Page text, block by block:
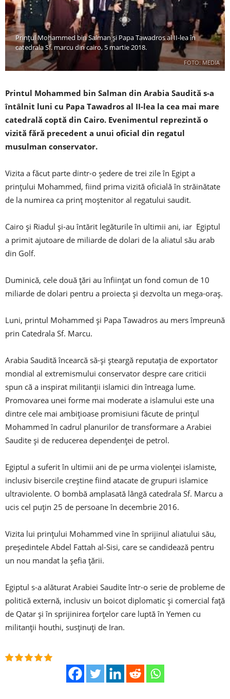
FOTO: MEDIA
Prințul Mohammed bin Salman și Papa Tawadros al II-lea în
catedrala Sf. marcu din cairo, 5 martie 2018.
Printul Mohammed bin Salman din Arabia Saudită s-a
întâlnit luni cu Papa Tawadros al II-lea la cea mai mare
catedrală coptă din Cairo. Evenimentul reprezintă o
vizită fără precedent a unui oficial din regatul
musulman conservator.
Vizita a făcut parte dintr-o ședere de trei zile în Egipt a
prințului Mohammed, fiind prima vizită oficială în străinătate
de la numirea ca prinț moștenitor al regatului saudit.
Cairo și Riadul și-au întărit legăturile în ultimii ani, iar Egiptul
a primit ajutoare de miliarde de dolari de la aliatul său arab
din Golf.
Duminică, cele două țări au înființat un fond comun de 10
miliarde de dolari pentru a proiecta și dezvolta un mega-oraș.
Luni, printul Mohammed și Papa Tawadros au mers împreună
prin Catedrala Sf. Marcu.
Arabia Saudită încearcă să-și șteargă reputația de exportator
mondial al extremismului conservator despre care criticii
spun că a inspirat militanții islamici din întreaga lume.
Promovarea unei forme mai moderate a islamului este una
dintre cele mai ambițioase promisiuni făcute de prințul
Mohammed în cadrul planurilor de transformare a Arabiei
Saudite și de reducerea dependenței de petrol.
Egiptul a suferit în ultimii ani de pe urma violenței islamiste,
inclusiv bisercile creștine fiind atacate de grupuri islamice
ultraviolente. O bombă amplasată lângă catedrala Sf. Marcu a
ucis cel puțin 25 de persoane în decembrie 2016.
Vizita lui prințului Mohammed vine în sprijinul aliatului său,
președintele Abdel Fattah al-Sisi, care se candidează pentru
un nou mandat la șefia țării.
Egiptul s-a alăturat Arabiei Saudite într-o serie de probleme de
politică externă, inclusiv un boicot diplomatic și comercial față
de Qatar și în sprijinirea forțelor care luptă în Yemen cu
militanții houthi, susținuți de Iran.